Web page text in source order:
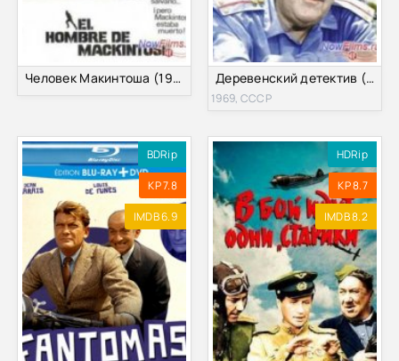
Человек Макинтоша (1973) Деревенский детектив (1969)
1969, СССР
BDRip
KP 7.8
IMDB 6.9
HDRip
KP 8.7
IMDB 8.2